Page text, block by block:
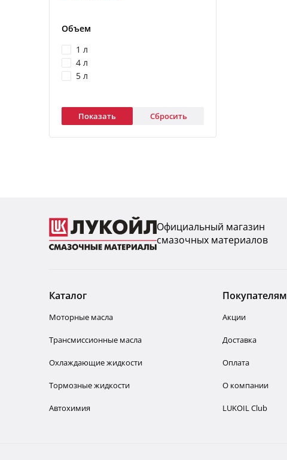
Объем
1 л
4 л
5 л
Показать Сбросить
Официальный магазин
смазочных материалов
Каталог
Моторные масла
Трансмиссионные масла
Охлаждающие жидкости
Тормозные жидкости
Автохимия
Покупателям
Акции
Доставка
Оплата
О компании
LUKOIL Club